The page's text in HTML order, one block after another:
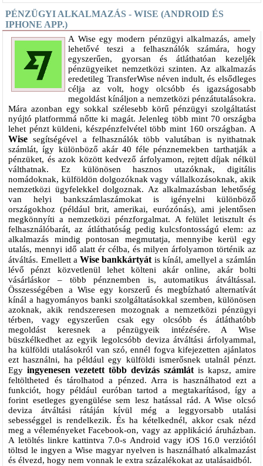
PÉNZÜGYI ALKALMAZÁS - WISE (ANDROID ÉS
IPHONE APP.)
A Wise egy modern pénzügyi alkalmazás, amely
lehetővé teszi a felhasználók számára, hogy
egyszerűen, gyorsan és átláthatóan kezeljék
pénzügyeiket nemzetközi szinten. Az alkalmazás
eredetileg TransferWise néven indult, és elsődleges
célja az volt, hogy olcsóbb és igazságosabb
megoldást kínáljon a nemzetközi pénzátutalásokra.
Mára azonban egy sokkal szélesebb körű pénzügyi szolgáltatást
nyújtó platformmá nőtte ki magát. Jelenleg több mint 70 országba
lehet pénzt küldeni, készpénzfelvétel több mint 160 országban. A
Wise segítségével a felhasználók több valutában is nyithatnak
számlát, így különböző akár 40 féle pénznemekben tarthatják a
pénzüket, és azok között kedvező árfolyamon, rejtett díjak nélkül
válthatnak. Ez különösen hasznos utazóknak, digitális
nomádoknak, külföldön dolgozóknak vagy vállalkozásoknak, akik
nemzetközi ügyfelekkel dolgoznak. Az alkalmazásban lehetőség
van helyi bankszámlaszámokat is igényelni különböző
országokhoz (például brit, amerikai, eurózónás), ami jelentősen
megkönnyíti a nemzetközi pénzforgalmat. A felület letisztult és
felhasználóbarát, az átláthatóság pedig kulcsfontosságú elem: az
alkalmazás mindig pontosan megmutatja, mennyibe kerül egy
utalás, mennyi idő alatt ér célba, és milyen árfolyamon történik az
átváltás. Emellett aWise bankkártyátis kínál, amellyel a számlán
lévő pénzt közvetlenül lehet költeni akár online, akár bolti
vásárláskor – több pénznemben is, automatikus átváltással.
Összességében a Wise egy korszerű és megbízható alternatívát
kínál a hagyományos banki szolgáltatásokkal szemben, különösen
azoknak, akik rendszeresen mozognak a nemzetközi pénzügyi
térben, vagy egyszerűen csak egy olcsóbb és átláthatóbb
megoldást keresnek a pénzügyeik intézésére. A Wise
büszkélkedhet az egyik legolcsóbb deviza átváltási árfolyammal,
ha külföldi utalásokról van szó, ennél fogva kifejezetten ajánlatos
ezt használni, ha például egy külföldi ismerősnek utalnál pénzt.
Egyingyenesen vezetett több devizás számlátis kapsz, amire
feltöltheted és tárolhatod a pénzed. Arra is használhatod ezt a
funkciót, hogy például euróban tartod a megtakarításod, így a
forint esetleges gyengülése sem lesz hatással rád. A Wise olcsó
deviza átváltási rátáján kívül még a leggyorsabb utalási
sebességgel is rendelkezik. És ha kételkednél, akkor csak nézd
meg a véleményeket Facebook-on, vagy az applikáció áruházban.
A letöltés linkre kattintva 7.0-s Android vagy iOS 16.0 verziótól
töltsd le ingyen a Wise magyar nyelven is használható alkalmazást
és élvezd, hogy nem vonnak le extra százalékokat az utalásaidból.